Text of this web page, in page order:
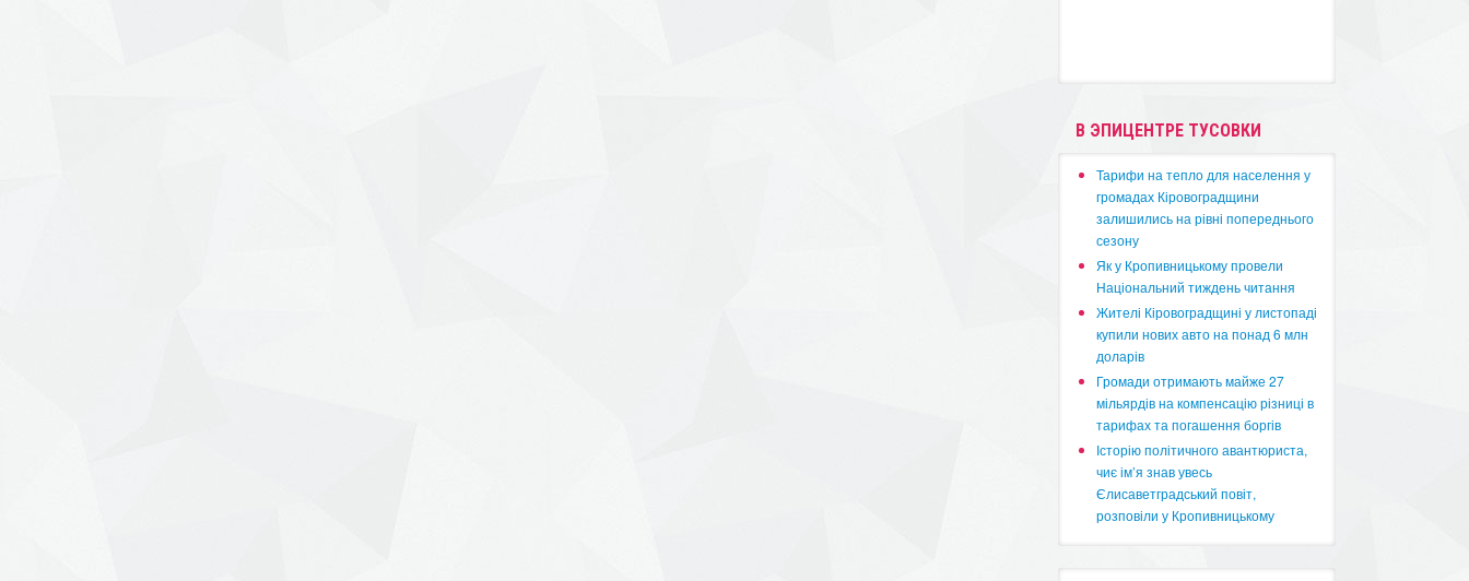
В ЭПИЦЕНТРЕ ТУСОВКИ
​Тарифи на тепло для населення у
громадах Кіровоградщини
залишились на рівні попереднього
сезону
​Як у Кропивницькому провели
Національний тиждень читання
​Жителі Кіровоградщині у листопаді
купили нових авто на понад 6 млн
доларів
​Громади отримають майже 27
мільярдів на компенсацію різниці в
тарифах та погашення боргів
Історію політичного авантюриста,
чиє ім’я знав увесь
Єлисаветградський повіт,
розповіли у Кропивницькому